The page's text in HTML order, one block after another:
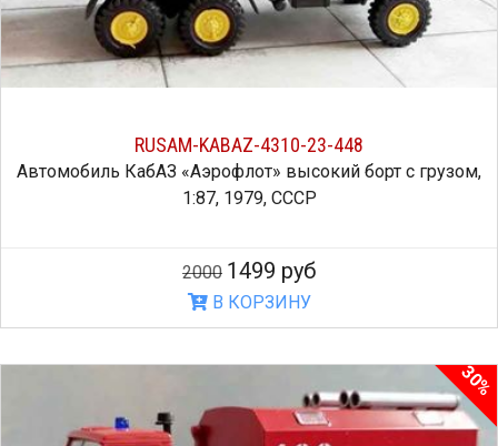
RUSAM-KABAZ-4310-23-448
Автомобиль КабАЗ «Аэрофлот» высокий борт с грузом,
1:87, 1979, СССР
2000 1499 руб
В КОРЗИНУ
30%